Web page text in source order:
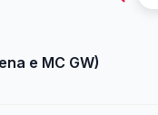
e MC GW)